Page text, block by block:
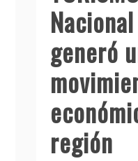
generó
región